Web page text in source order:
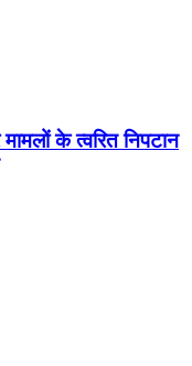
के त्वरित निपटान